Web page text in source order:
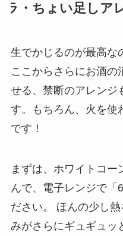
ラ・ちょい足しア
生でかじるのが最高な
ここからさらにお酒の
せる、禁断のアレンジ
す。もちろん、火を使
です！
まずは、ホワイトコ
んで、電子レンジで「
ださい。 ほんの少し
みがさらにギュギュッ